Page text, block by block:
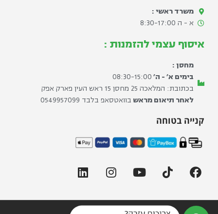
משרד ראשי :
א - ה 8:30-17:00​
איסוף עצמי להזמנות :
מחסן :
בימים א׳ - ה׳08:30-15:00
בכתובת: המלאכה 25 מחסן 15 ראש העין פארק אפק
לאחר תיאום מראש בוואטסאפ בלבד ⁦0549957099⁩
קנייה בטוחה